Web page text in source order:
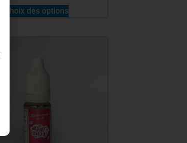
Choix des options